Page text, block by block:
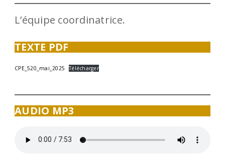
L’équipe coordinatrice.
TEXTE PDF
CPE_520_mai_2025 Télécharger
AUDIO MP3